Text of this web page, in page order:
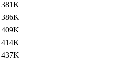
381K
386K
409K
414K
437K